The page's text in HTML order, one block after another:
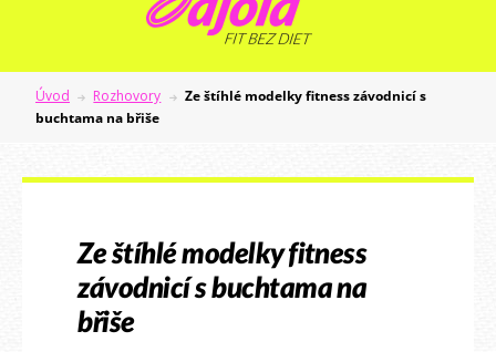
Úvod Rozhovory
Ze štíhlé modelky fitness závodnicí s
buchtama na břiše
Ze štíhlé modelky fitness
závodnicí s buchtama na
břiše